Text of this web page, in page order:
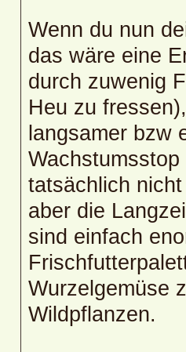
Wenn du nun
das wäre eine
durch zuwenig
Heu zu
langsamer bzw
tatsächlich
aber die
sind einfach
Wurzelgemüse
Wildpflanzen.